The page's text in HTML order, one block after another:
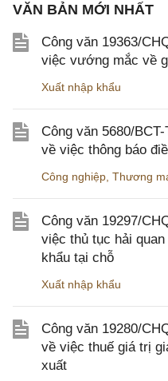
VĂN BẢN MỚI NHẤT
Công văn 19363/
việc vướng mắc về
Xuất nhập khẩu
Công văn 5680/
về việc thông báo
Công nghiệp, Thương
Công văn 19297/
việc thủ tục hải
khẩu tại chỗ
Xuất nhập khẩu
Công văn 19280/
về việc thuế giá trị
xuất